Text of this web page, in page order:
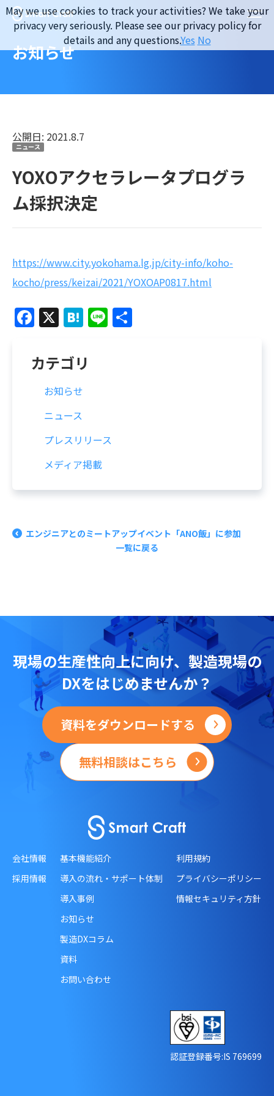
Skip
content
お知らせ
公開日: 2021.8.7
ニュース
YOXOアクセラレータプログラ
ム採択決定
https://www.city.yokohama.lg.jp/city-info/koho-
kocho/press/keizai/2021/YOXOAP0817.html
Facebook
X Hatena
Line
カテゴリ
お知らせ
ニュース
プレスリリース
メディア掲載
エンジニアとのミートアップイベント「ANO飯」に参加
一覧に戻る
現場の生産性向上に向け、 製造現場の
DXをはじめませんか？
資料をダウンロードする
無料相談はこちら
会社情報
採用情報
基本機能紹介
導入の流れ・サポート体制
導入事例
お知らせ
製造DXコラム
資料
お問い合わせ
利用規約
プライバシーポリシー
情報セキュリティ方針
認証登録番号:IS 769699
May we use cookies to track your activities? We take your
privacy very seriously. Please see our privacy policy for
details and any questions.Yes No